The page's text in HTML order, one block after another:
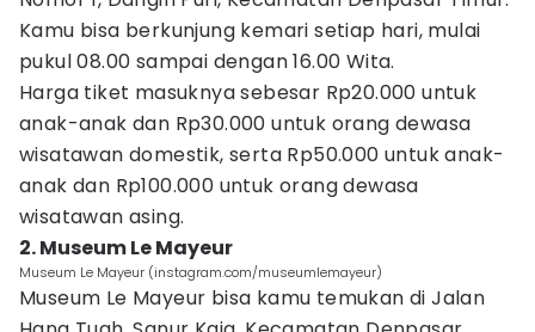
Kamu bisa berkunjung kemari setiap hari, mulai
pukul 08.00 sampai dengan 16.00 Wita.
Harga tiket masuknya sebesar Rp20.000 untuk
anak-anak dan Rp30.000 untuk orang dewasa
wisatawan domestik, serta Rp50.000 untuk anak-
anak dan Rp100.000 untuk orang dewasa
wisatawan asing.
2. Museum Le Mayeur
Museum Le Mayeur (instagram.com/museumlemayeur)
Museum Le Mayeur bisa kamu temukan di Jalan